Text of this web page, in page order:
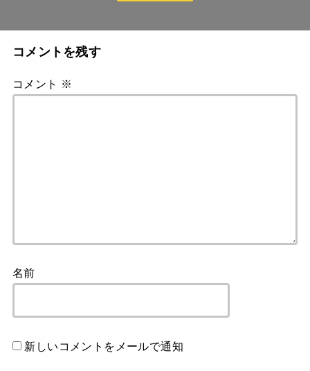
コメントを残す
コメント ※
名前
新しいコメントをメールで通知